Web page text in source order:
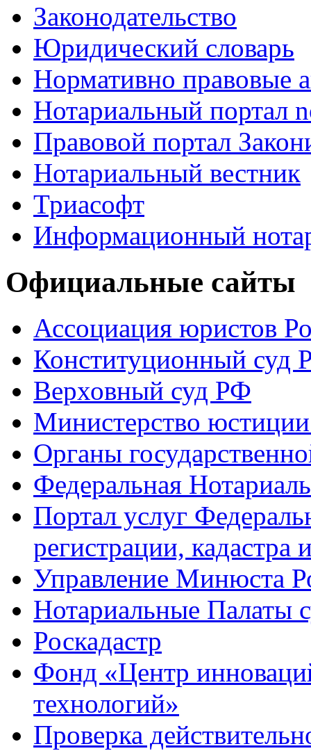
Законодательство
Юридический словарь
Нормативно правовые
Нотариальный портал
Правовой портал
Нотариальный вестник
Триасофт
Информационный
Официальные сайты
Ассоциация юристов
Конституционный суд
Верховный суд РФ
Министерство
Органы
Федеральная
Портал услуг
регистрации, кадастра
Управление Минюста
Нотариальные Палаты
Роскадастр
Фонд «Центр
технологий»
Проверка